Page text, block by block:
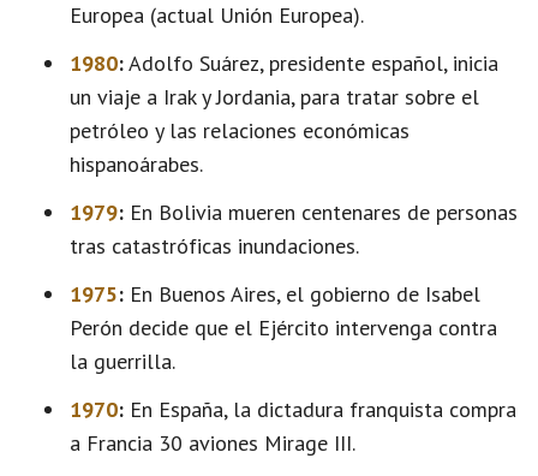
Europea (actual Unión Europea).
1980:Adolfo Suárez, presidente español, inicia
un viaje a Irak y Jordania, para tratar sobre el
petróleo y las relaciones económicas
hispanoárabes.
1979: En Bolivia mueren centenares de personas
tras catastróficas inundaciones.
1975: En Buenos Aires, el gobierno de Isabel
Perón decide que el Ejército intervenga contra
la guerrilla.
1970: En España, la dictadura franquista compra
a Francia 30 aviones Mirage III.